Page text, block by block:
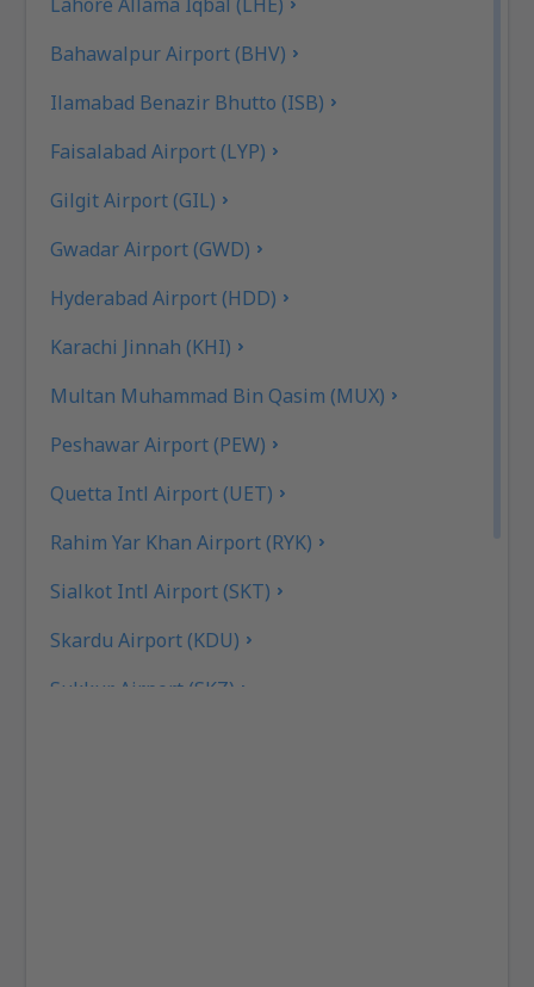
Bahawalpur Airport (BHV)
Ilamabad Benazir Bhutto (ISB)
Faisalabad Airport (LYP)
Gilgit Airport (GIL)
Gwadar Airport (GWD)
Hyderabad Airport (HDD)
Karachi Jinnah (KHI)
Multan Muhammad Bin Qasim (MUX)
Peshawar Airport (PEW)
Quetta Intl Airport (UET)
Rahim Yar Khan Airport (RYK)
Sialkot Intl Airport (SKT)
Skardu Airport (KDU)
Sukkur Airport (SKZ)